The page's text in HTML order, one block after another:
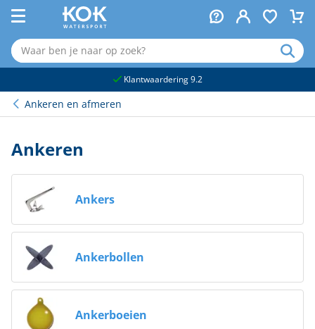
Klantwaardering 9.2
Ankeren en afmeren
Ankeren
Ankers
Ankerbollen
Ankerboeien